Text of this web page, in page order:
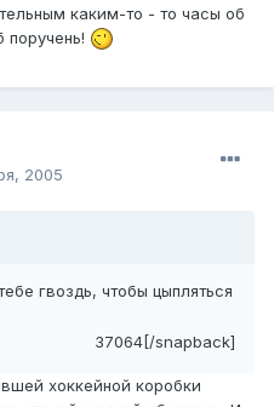
каким-то - то часы об
2005
гвоздь, чтобы цыпляться
37064[/snapback]
хоккейной коробки